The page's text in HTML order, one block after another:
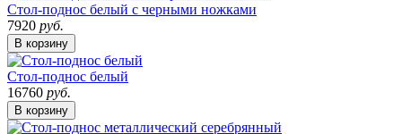
Стол-поднос белый с черными ножками
7920 руб.
В корзину
Стол-поднос белый
16760 руб.
В корзину